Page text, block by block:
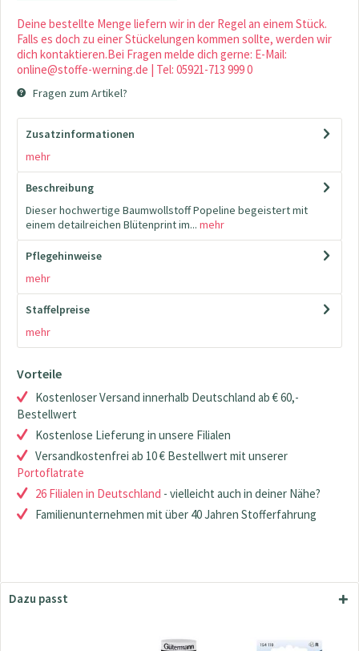
Deine bestellte Menge liefern wir in der Regel an einem Stück.
Falls es doch zu einer Stückelungen kommen sollte, werden wir
dich kontaktieren.Bei Fragen melde dich gerne: E-Mail:
online@stoffe-werning.de | Tel: 05921-713 999 0
Fragen zum Artikel?
Zusatzinformationen
mehr
Beschreibung
Dieser hochwertige Baumwollstoff Popeline begeistert mit
einem detailreichen Blütenprint im... mehr
Pflegehinweise
mehr
Staffelpreise
mehr
Vorteile
Kostenloser Versand innerhalb Deutschland ab € 60,-
Bestellwert
Kostenlose Lieferung in unsere Filialen
Versandkostenfrei ab 10 € Bestellwert mit unserer
Portoflatrate
26 Filialen in Deutschland - vielleicht auch in deiner Nähe?
Familienunternehmen mit über 40 Jahren Stofferfahrung
Dazu passt